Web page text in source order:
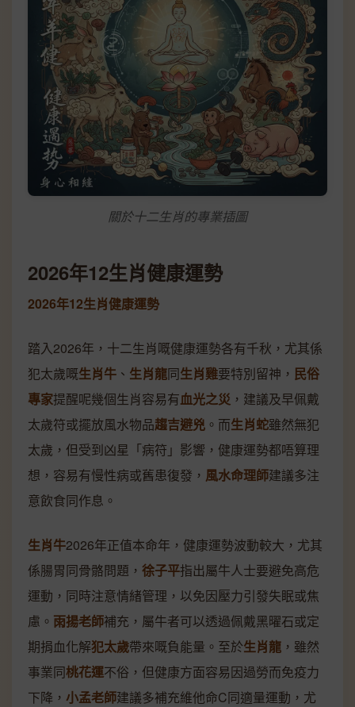
關於十二生肖的專業插圖
2026年12生肖健康運勢
2026年12生肖健康運勢
踏入2026年，十二生肖嘅健康運勢各有千秋，尤其係
犯太歲嘅生肖牛 、 生肖龍同生肖雞要特別留神， 民俗
專家提醒呢幾個生肖容易有血光之災 ，建議及早佩戴
太歲符或擺放風水物品趨吉避兇 。而生肖蛇雖然無犯
太歲，但受到凶星「病符」影響，健康運勢都唔算理
想，容易有慢性病或舊患復發， 風水命理師建議多注
意飲食同作息。
生肖牛2026年正值本命年，健康運勢波動較大，尤其
係腸胃同骨骼問題， 徐子平指出屬牛人士要避免高危
運動，同時注意情緒管理，以免因壓力引發失眠或焦
慮。 雨揚老師補充，屬牛者可以透過佩戴黑曜石或定
期捐血化解犯太歲帶來嘅負能量。至於生肖龍 ，雖然
事業同桃花運不俗，但健康方面容易因過勞而免疫力
下降， 小孟老師建議多補充維他命C同適量運動，尤